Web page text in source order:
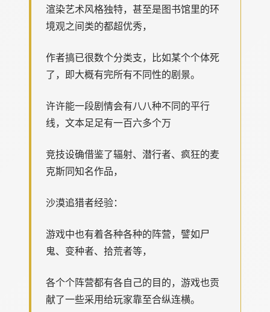
渲染艺术风格独特，甚至是图书馆里的环
境观之间类的都超优秀，
作者搞已很数个分类支，比如某个个体死
了，即大概有完所有不同性的剧景。
许许能一段剧情会有八八种不同的平行
线，文本足足有一百六多个万
竞技设确借鉴了辐射、潜行者、疯狂的麦
克斯同知名作品，
沙漠追猎者经验：
游戏中也有着各种各种的阵营，譬如尸
鬼、变种者、拾荒者等，
各个个阵营都有各自己的目的，游戏也贡
献了一些采用给玩家靠至合纵连横。